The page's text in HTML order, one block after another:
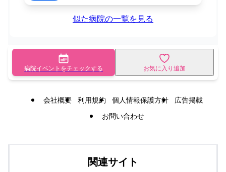
似た病院の一覧を見る
病院イベントをチェックする お気に入り追加
会社概要 利用規約 個人情報保護方針
広告掲載
お問い合わせ
関連サイト